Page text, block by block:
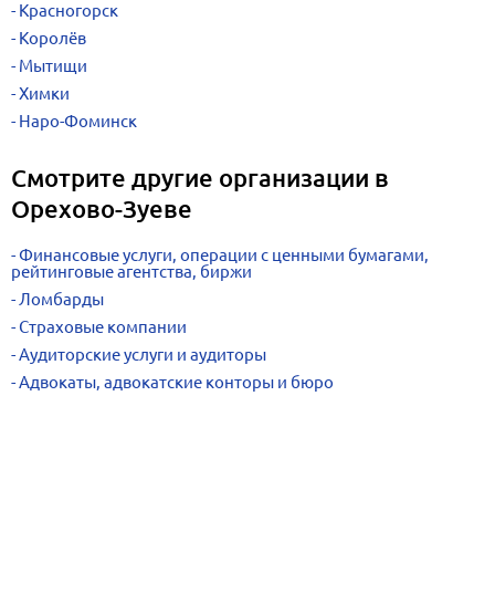
Красногорск
Королёв
Мытищи
Химки
Наро-Фоминск
Смотрите другие организации в
Орехово-Зуеве
Финансовые услуги, операции с ценными бумагами,
рейтинговые агентства, биржи
Ломбарды
Страховые компании
Аудиторские услуги и аудиторы
Адвокаты, адвокатские конторы и бюро